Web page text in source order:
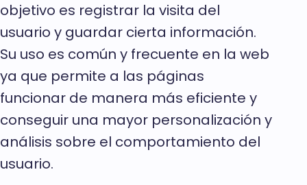
objetivo es registrar la visita del
usuario y guardar cierta información.
Su uso es común y frecuente en la web
ya que permite a las páginas
funcionar de manera más eficiente y
conseguir una mayor personalización y
análisis sobre el comportamiento del
usuario.